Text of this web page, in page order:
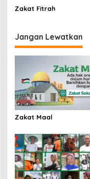
Zakat Fitrah
Jangan Lewatkan
Zakat Maal